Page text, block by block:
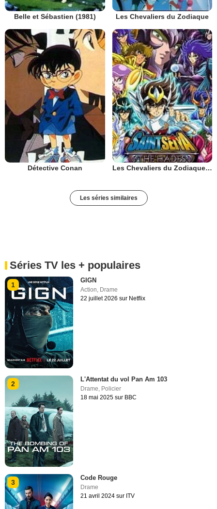
Belle et Sébastien (1981) Les Chevaliers du Zodiaque
Détective Conan Les Chevaliers du Zodiaque : Chapitre Hadès - Le Sanctuaire
Les séries similaires
Séries TV les + populaires
1
GIGN
Action, Drame
22 juillet 2026 sur Netflix
2
L'Attentat du vol Pan Am 103
Drame Policier
18 mai 2025 sur BBC
3
Code Rouge
Drame
21 avril 2024 sur ITV